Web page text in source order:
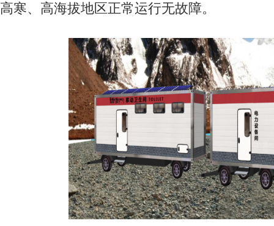
高寒、高海拔地区正常运行无故障。